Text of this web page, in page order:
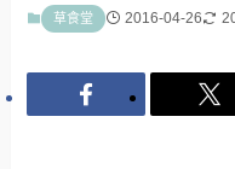
草食堂 2016-04-26